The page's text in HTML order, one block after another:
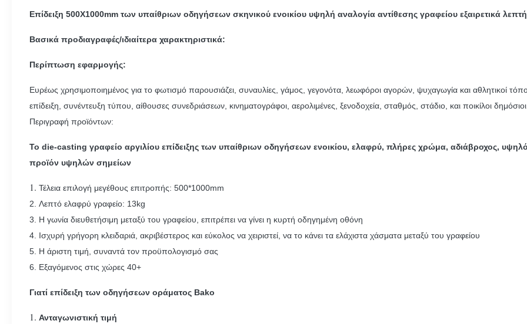
Επίδειξη 500X1000mm των υπαίθριων οδηγήσεων σκηνικού ενοικίου υψηλή αναλογία αντίθεσης γραφείου εξαιρετικά λεπτή
Βασικά προδιαγραφές/ιδιαίτερα χαρακτηριστικά:
Περίπτωση εφαρμογής:
Ευρέως χρησιμοποιημένος για το φωτισμό παρουσιάζει, συναυλίες, γάμος, γεγονότα, λεωφόροι αγορών, ψυχαγωγία και αθλητικοί
επίδειξη, συνέντευξη τύπου, αίθουσες συνεδριάσεων, κινηματογράφοι, αερολιμένες, ξενοδοχεία, σταθμός, στάδιο, και ποικίλοι
Περιγραφή προϊόντων:
Το die-casting γραφείο αργιλίου επίδειξης των υπαίθριων οδηγήσεων ενοικίου, ελαφρύ, πλήρες χρώμα, αδιάβροχος,
προϊόν υψηλών σημείων
1. Τέλεια επιλογή μεγέθους επιτροπής: 500*1000mm
2. Λεπτό ελαφρύ γραφείο: 13kg
3. Η γωνία διευθετήσιμη μεταξύ του γραφείου, επιτρέπει να γίνει η κυρτή οδηγημένη οθόνη
4. Ισχυρή γρήγορη κλειδαριά, ακριβέστερος και εύκολος να χειριστεί, να το κάνει τα ελάχιστα χάσματα μεταξύ του γραφείου
5. Η άριστη τιμή, συναντά τον προϋπολογισμό σας
6. Εξαγόμενος στις χώρες 40+
Γιατί επίδειξη των οδηγήσεων οράματος Bako
1. Ανταγωνιστική τιμή